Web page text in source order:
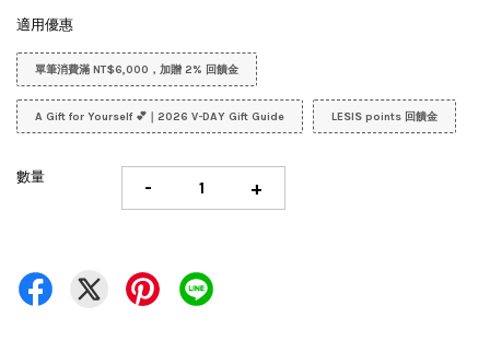
適用優惠
單筆消費滿 NT$6,000，加贈 2% 回饋金
A Gift for Yourself 💕｜2026 V-DAY Gift Guide LESIS points 回饋金
數量 - +